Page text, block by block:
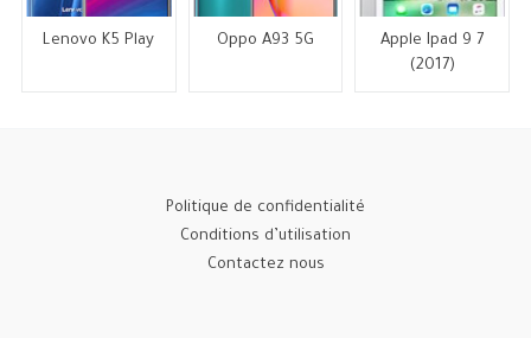
Lenovo K5 Play Oppo A93 5G
Apple Ipad 9 7
(2017)
Politique de confidentialité
Conditions d’utilisation
Contactez nous